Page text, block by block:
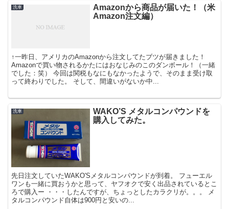
洗車
Amazonから商品が届いた！（米
Amazon注文編）
↑一昨日、アメリカのAmazonから注文してたブツが届きました！
Amazonで買い物されるかたにはおなじみのこのダンボール！（一緒
でした：笑） 今回は関税もなにもなかったようで、そのまま受け取
って終わりでした。 そして、間違いがないか中...
洗車
WAKO’S メタルコンパウンドを
購入してみた。
先日注文していたWAKO'Sメタルコンパウンドが到着。 フューエル
ワンも一緒に買おうかと思って、ヤフオクで安く出品されているとこ
ろで購入ー ・・・したんですが、ちょっとしたカラクリが。。。 メ
タルコンパウンド自体は900円と安いの...